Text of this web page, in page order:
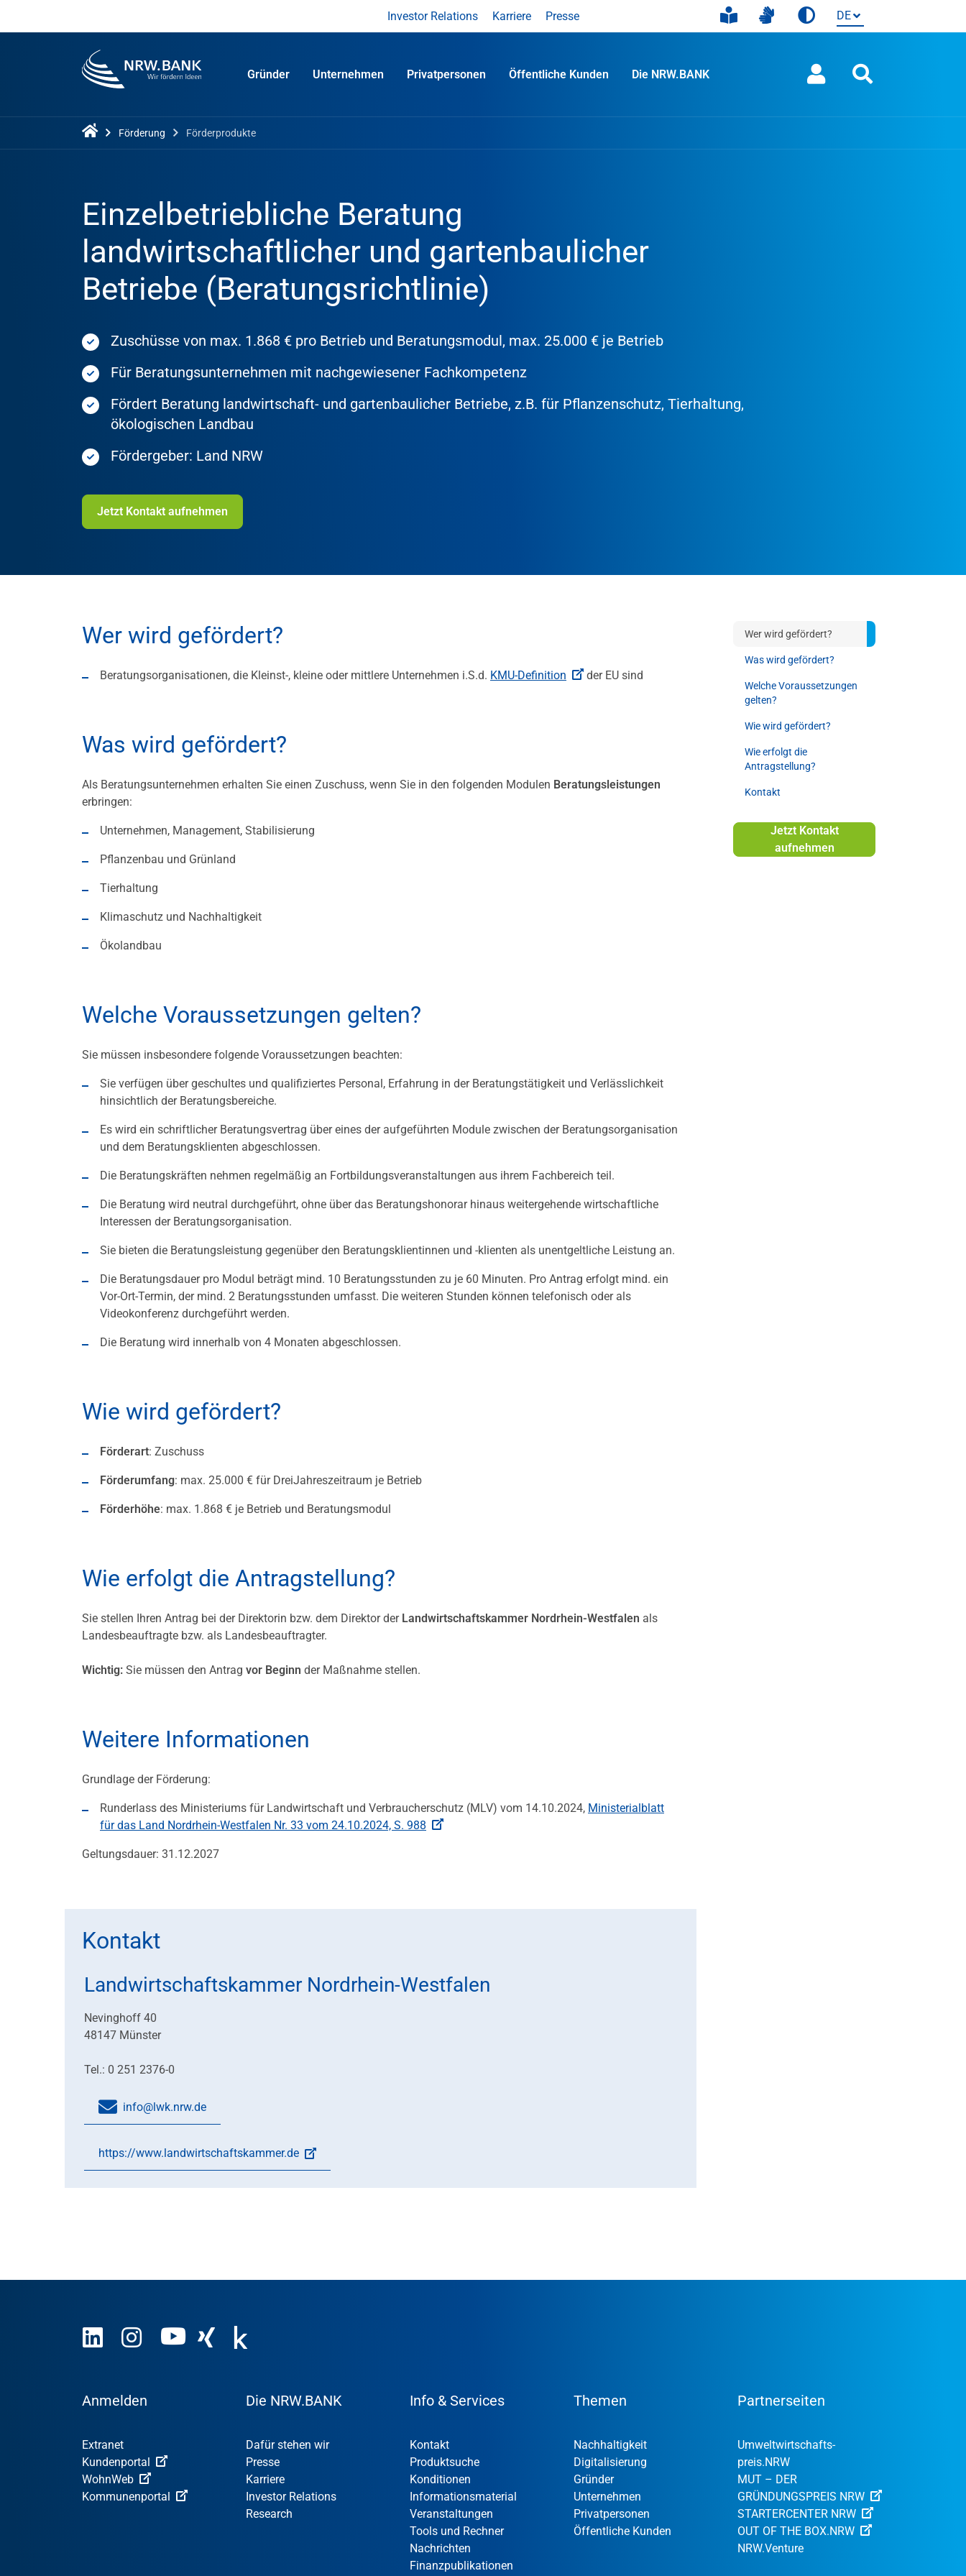
Investor Relations Karriere Presse
Gründer Unternehmen Privatpersonen Öffentliche Kunden Die NRW.BANK
Förderung Förderprodukte
Einzelbetriebliche Beratung
landwirtschaftlicher und gartenbaulicher
Betriebe (Beratungsrichtlinie)
Zuschüsse von max. 1.868 € pro Betrieb und Beratungsmodul, max. 25.000 € je Betrieb
Für Beratungsunternehmen mit nachgewiesener Fachkompetenz
Fördert Beratung landwirtschaft- und gartenbaulicher Betriebe, z.B. für Pflanzenschutz, Tierhaltung,
ökologischen Landbau
Fördergeber: Land NRW
Jetzt Kontakt aufnehmen
Wer wird gefördert?
Beratungsorganisationen, die Kleinst-, kleine oder mittlere Unternehmen i.S.d. KMU-Definition der EU sind
Was wird gefördert?
Als Beratungsunternehmen erhalten Sie einen Zuschuss, wenn Sie in den folgenden Modulen Beratungsleistungen
erbringen:
Unternehmen, Management, Stabilisierung
Pflanzenbau und Grünland
Tierhaltung
Klimaschutz und Nachhaltigkeit
Ökolandbau
Welche Voraussetzungen gelten?
Sie müssen insbesondere folgende Voraussetzungen beachten:
Sie verfügen über geschultes und qualifiziertes Personal, Erfahrung in der Beratungstätigkeit und Verlässlichkeit
hinsichtlich der Beratungsbereiche.
Es wird ein schriftlicher Beratungsvertrag über eines der aufgeführten Module zwischen der Beratungsorganisation
und dem Beratungsklienten abgeschlossen.
Die Beratungskräften nehmen regelmäßig an Fortbildungsveranstaltungen aus ihrem Fachbereich teil.
Die Beratung wird neutral durchgeführt, ohne über das Beratungshonorar hinaus weitergehende wirtschaftliche
Interessen der Beratungsorganisation.
Sie bieten die Beratungsleistung gegenüber den Beratungsklientinnen und -klienten als unentgeltliche Leistung an.
Die Beratungsdauer pro Modul beträgt mind. 10 Beratungsstunden zu je 60 Minuten. Pro Antrag erfolgt mind. ein
Vor-Ort-Termin, der mind. 2 Beratungsstunden umfasst. Die weiteren Stunden können telefonisch oder als
Videokonferenz durchgeführt werden.
Die Beratung wird innerhalb von 4 Monaten abgeschlossen.
Wie wird gefördert?
Förderart: Zuschuss
Förderumfang: max. 25.000 € für DreiJahreszeitraum je Betrieb
Förderhöhe: max. 1.868 € je Betrieb und Beratungsmodul
Wie erfolgt die Antragstellung?
Sie stellen Ihren Antrag bei der Direktorin bzw. dem Direktor der Landwirtschaftskammer Nordrhein-Westfalen als
Landesbeauftragte bzw. als Landesbeauftragter.
Wichtig: Sie müssen den Antrag vor Beginn der Maßnahme stellen.
Weitere Informationen
Grundlage der Förderung:
Runderlass des Ministeriums für Landwirtschaft und Verbraucherschutz (MLV) vom 14.10.2024, Ministerialblatt
für das Land Nordrhein-Westfalen Nr. 33 vom 24.10.2024, S. 988
Geltungsdauer: 31.12.2027
Kontakt
Landwirtschaftskammer Nordrhein-Westfalen
Nevinghoff 40
48147 Münster
Tel.: 0 251 2376-0
info@lwk.nrw.de
https://www.landwirtschaftskammer.de
Jetzt Kontakt
aufnehmen
Wer wird gefördert?
Was wird gefördert?
Welche Voraussetzungen
gelten?
Wie wird gefördert?
Wie erfolgt die
Antragstellung?
Kontakt
Anmelden
Extranet
Kundenportal
WohnWeb
Kommunenportal
Die NRW.BANK
Dafür stehen wir
Presse
Karriere
Investor Relations
Research
Info & Services
Kontakt
Produktsuche
Konditionen
Informationsmaterial
Veranstaltungen
Tools und Rechner
Nachrichten
Finanzpublikationen
Themen
Nachhaltigkeit
Digitalisierung
Gründer
Unternehmen
Privatpersonen
Öffentliche Kunden
Partnerseiten
Umweltwirtschafts­
preis.NRW
MUT – DER
GRÜNDUNGSPREIS NRW
STARTERCENTER NRW
OUT OF THE BOX.NRW
NRW.Venture